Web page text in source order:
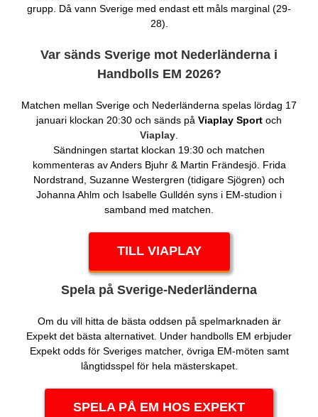
grupp. Då vann Sverige med endast ett måls marginal (29-
28).
Var sänds Sverige mot Nederländerna i
Handbolls EM 2026?
Matchen mellan Sverige och Nederländerna spelas lördag 17
januari klockan 20:30 och sänds på Viaplay Sport och
Viaplay
Sändningen startat klockan 19:30 och matchen
kommenteras av Anders Bjuhr & Martin Frändesjö. Frida
Nordstrand, Suzanne Westergren (tidigare Sjögren) och
Johanna Ahlm och Isabelle Gulldén syns i EM-studion i
samband med matchen.
TILL VIAPLAY
Spela på Sverige-Nederländerna
Om du vill hitta de bästa oddsen på spelmarknaden är
Expekt det bästa alternativet. Under handbolls EM erbjuder
Expekt odds för Sveriges matcher, övriga EM-möten samt
långtidsspel för hela mästerskapet.
SPELA PÅ EM HOS EXPEKT